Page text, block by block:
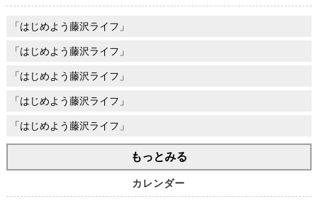
「はじめよう藤沢ライフ」
「はじめよう藤沢ライフ」
「はじめよう藤沢ライフ」
「はじめよう藤沢ライフ」
「はじめよう藤沢ライフ」
もっとみる
カレンダー